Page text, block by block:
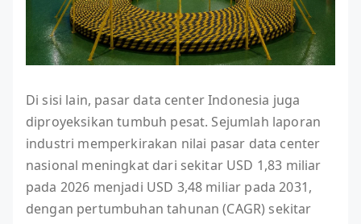
Di sisi lain, pasar data center Indonesia juga
diproyeksikan tumbuh pesat. Sejumlah laporan
industri memperkirakan nilai pasar data center
nasional meningkat dari sekitar USD 1,83 miliar
pada 2026 menjadi USD 3,48 miliar pada 2031,
dengan pertumbuhan tahunan (CAGR) sekitar